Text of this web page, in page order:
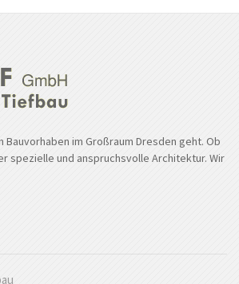
Bauvorhaben im Großraum Dresden geht. Ob
spezielle und anspruchsvolle Architektur. Wir